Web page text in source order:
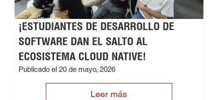
¡ESTUDIANTES DE DESARROLLO DE
SOFTWARE DAN EL SALTO AL
ECOSISTEMA CLOUD NATIVE!
Publicado el 20 de mayo, 2026
Leer más